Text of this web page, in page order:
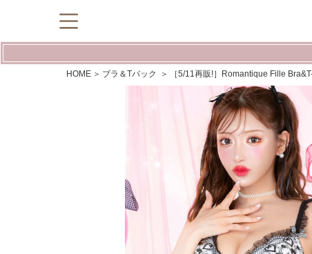
HOME ブラ＆Tバック ［5/11再販!］Romantique Fille